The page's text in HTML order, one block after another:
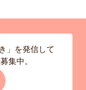
」を発信して
集中。